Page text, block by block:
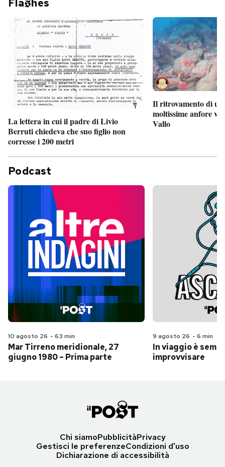
Fla hes
La lettera in cui il padre di Livio
Berruti chiedeva che suo figlio non
corresse i 200 metri
Il ritrovamento di
moltissime anfore
Vallo
Podcast
10 agosto 26 - 63 min
Mar Tirreno meridionale, 27
giugno 1980 – Prima parte
9 agosto 26 - 6 min
In viaggio è
improvvisare
Chi siamoPubblicitàPrivacy
Gestisci le preferenzeCondizioni d'uso
Dichiarazione di accessibilità